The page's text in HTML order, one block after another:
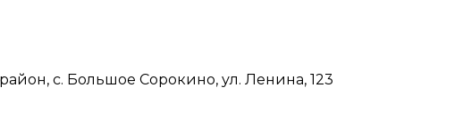
с. Большое Сорокино, ул. Ленина, 123